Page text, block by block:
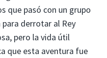
que pasó con un grupo
derrotar al Rey
pero la vida útil
que esta aventura fue